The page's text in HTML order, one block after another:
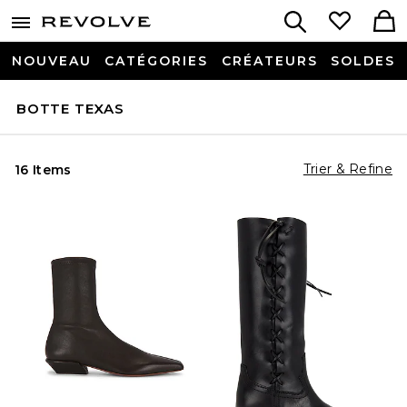
NOUVEAU CATÉGORIES CRÉATEURS SOLDES
BOTTE TEXAS
16 Items Trier & Refine